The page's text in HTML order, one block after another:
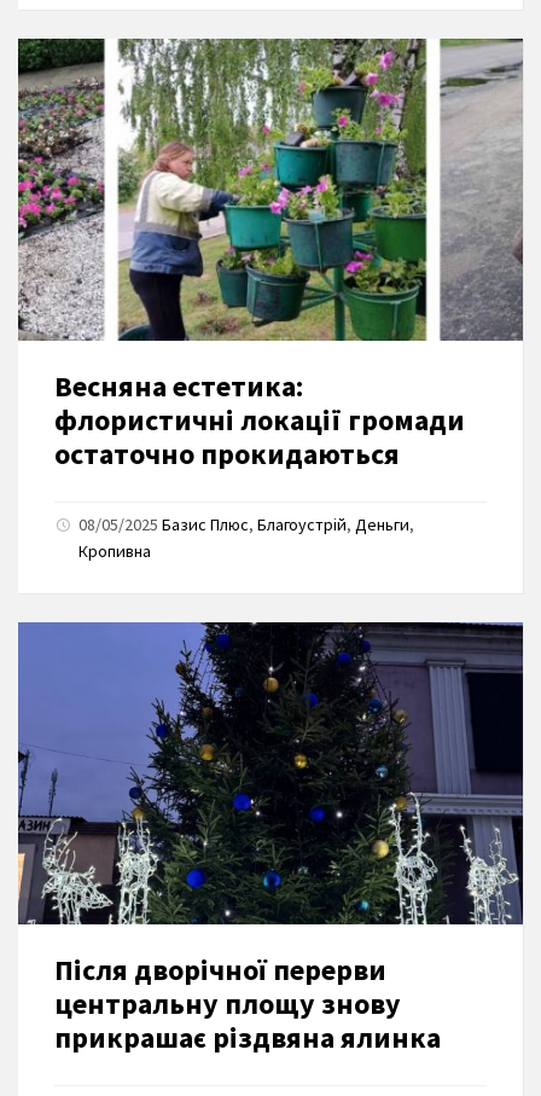
Весняна естетика:
флористичні локації громади
остаточно прокидаються
08/05/2025 Базис Плюс, Благоустрій, Деньги,
Кропивна
Після дворічної перерви
центральну площу знову
прикрашає різдвяна ялинка